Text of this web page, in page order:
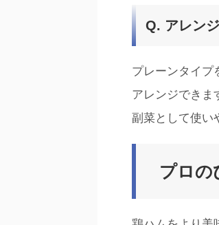
Q. アレン
プレーンタイプ
アレンジできま
副菜として使い
プロの